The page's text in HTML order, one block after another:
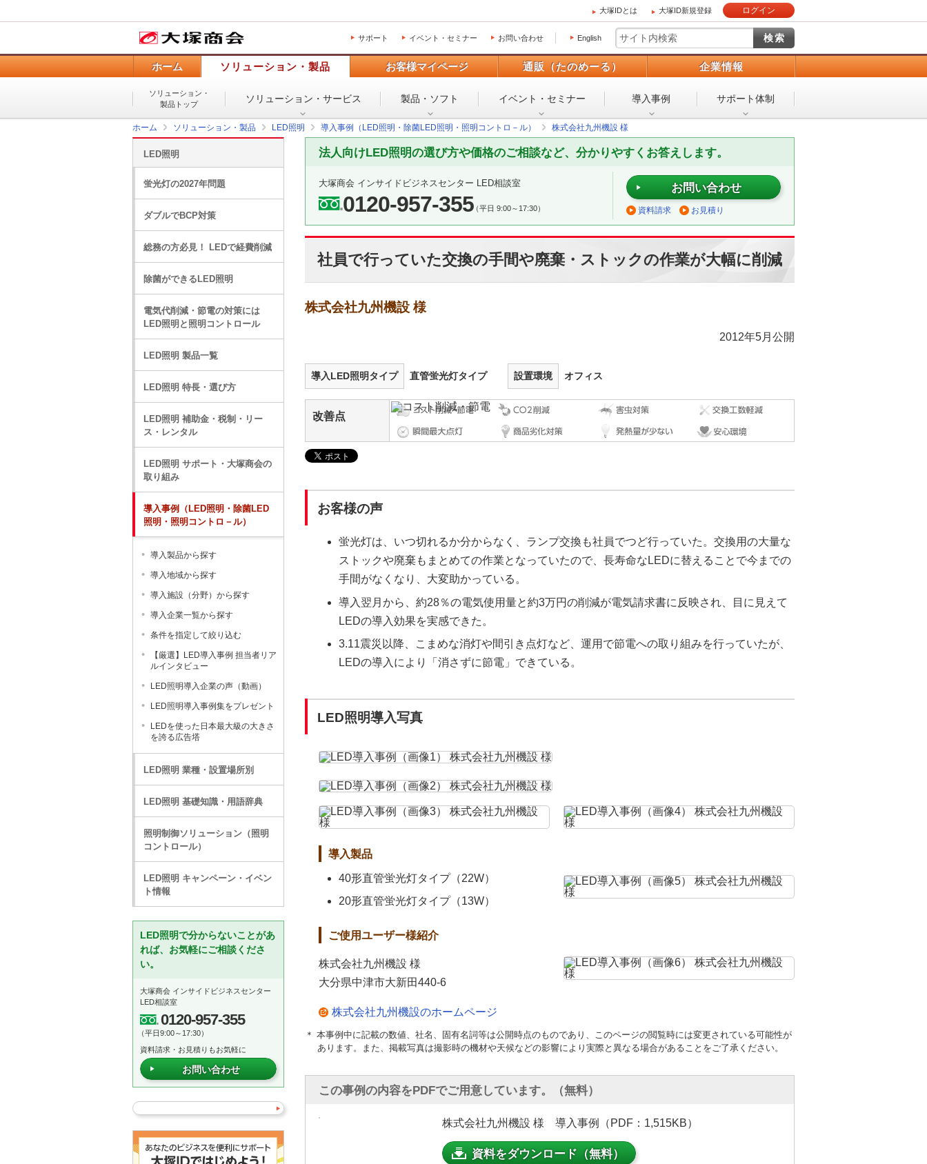
大塚IDとは 大塚ID新規登録 ログイン
サポート イベント・セミナー お問い合わせ English
ホーム ソリューション・製品 お客様マイページ 通販（たのめーる） 企業情報
ソリューション・
製品トップ
ソリューション・ サービス 製品・ソフト イベント・ セミナー 導入事例 サポート体制
ホーム ソリューション・製品 LED照明 導入事例（LED照明・除菌LED照明・照明コントロ－ル） 株式会社九州機設 様
法人向けLED照明の選び方や価格のご相談など、分かりやすくお答えします。
大塚商会 インサイドビジネスセンター LED相談室
0120-957-355（平日 9:00～17:30）
お問い合わせ
資料請求 お見積り
社員で行っていた交換の手間や廃棄・ストックの作業が大幅に削減
株式会社九州機設 様
2012年5月公開
導入LED照明タイプ 直管蛍光灯タイプ 設置環境 オフィス
改善点
お客様の声
蛍光灯は、いつ切れるか分からなく、ランプ交換も社員でつど行っていた。交換用の大量な
ストックや廃棄もまとめての作業となっていたので、長寿命なLEDに替えることで今までの
手間がなくなり、大変助かっている。
導入翌月から、約28％の電気使用量と約3万円の削減が電気請求書に反映され、目に見えて
LEDの導入効果を実感できた。
3.11震災以降、こまめな消灯や間引き点灯など、運用で節電への取り組みを行っていたが、
LEDの導入により「消さずに節電」できている。
LED照明導入写真
導入製品
40形直管蛍光灯タイプ（22W）
20形直管蛍光灯タイプ（13W）
ご使用ユーザー様紹介
株式会社九州機設 様
大分県中津市大新田440-6
株式会社九州機設のホームページ
＊ 本事例中に記載の数値、社名、固有名詞等は公開時点のものであり、このページの閲覧時には変更されている可能性が
あります。また、掲載写真は撮影時の機材や天候などの影響により実際と異なる場合があることをご了承ください。
この事例の内容をPDFでご用意しています。（無料）
株式会社九州機設 様 導入事例（PDF：1,515KB）
資料をダウンロード（無料）
LED照明
蛍光灯の2027年問題
ダブルでBCP対策
総務の方必見！ LEDで経費削減
除菌ができるLED照明
電気代削減・節電の対策には
LED照明と照明コントロール
LED照明 製品一覧
LED照明 特長・選び方
LED照明 補助金・税制・リー
ス・レンタル
LED照明 サポート・大塚商会の
取り組み
導入事例（LED照明・除菌LED
照明・照明コントロ－ル）
導入製品から探す
導入地域から探す
導入施設（分野）から探す
導入企業一覧から探す
条件を指定して絞り込む
【厳選】LED導入事例 担当者リア
ルインタビュー
LED照明導入企業の声（動画）
LED照明導入事例集をプレゼント
LEDを使った日本最大級の大きさ
を誇る広告塔
LED照明 業種・設置場所別
LED照明 基礎知識・用語辞典
照明制御ソリューション（照明
コントロール）
LED照明 キャンペーン・イベン
ト情報
LED照明で分からないことがあ
れば、お気軽にご相談くださ
い。
大塚商会 インサイドビジネスセンター
LED相談室
0120-957-355
（平日9:00～17:30）
資料請求・お見積りもお気軽に
お問い合わせ